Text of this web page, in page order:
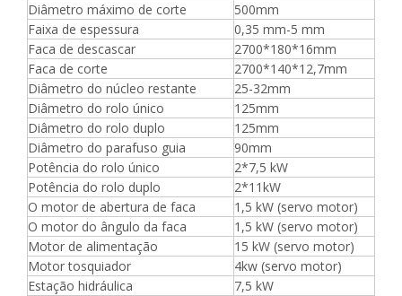
Diâmetro máximo de corte
500mm
Faixa de espessura
0,35 mm-5 mm
Faca de descascar
2700*180*16mm
Faca de corte
2700*140*12,7mm
Diâmetro do núcleo restante
25-32mm
Diâmetro do rolo único
125mm
Diâmetro do rolo duplo
125mm
Diâmetro do parafuso guia
90mm
Potência do rolo único
2*7,5 kW
Potência do rolo duplo
2*11kW
O motor de abertura de faca
1,5 kW (servo motor)
O motor do ângulo da faca
1,5 kW (servo motor)
Motor de alimentação
15 kW (servo motor)
Motor tosquiador
4kw (servo motor)
Estação hidráulica
7,5 kW